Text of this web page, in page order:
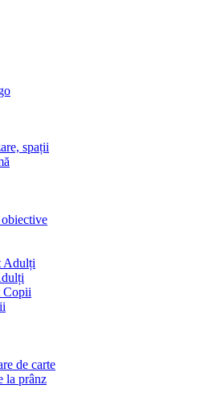
spații
Adulți
Copii
de carte
la prânz